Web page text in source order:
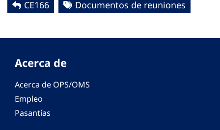
CE166
Documentos de reuniones
Acerca de
Acerca de OPS/OMS
Empleo
Pasantías